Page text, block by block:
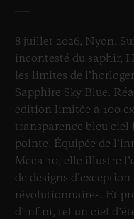
8 juillet 2026, Nyon,
incontesté du saphir,
les limites de
Sapphire Sky Blue.
édition limitée à 100
transparence bleu ciel
pointe. Équipée de
Meca-10, elle illustre
de designs
révolutionnaires. Et
d’infini, tel un ciel